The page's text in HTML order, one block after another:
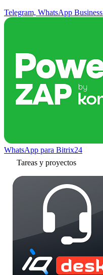
Telegram, WhatsApp
WhatsApp para Bitrix24
Tareas y proyectos